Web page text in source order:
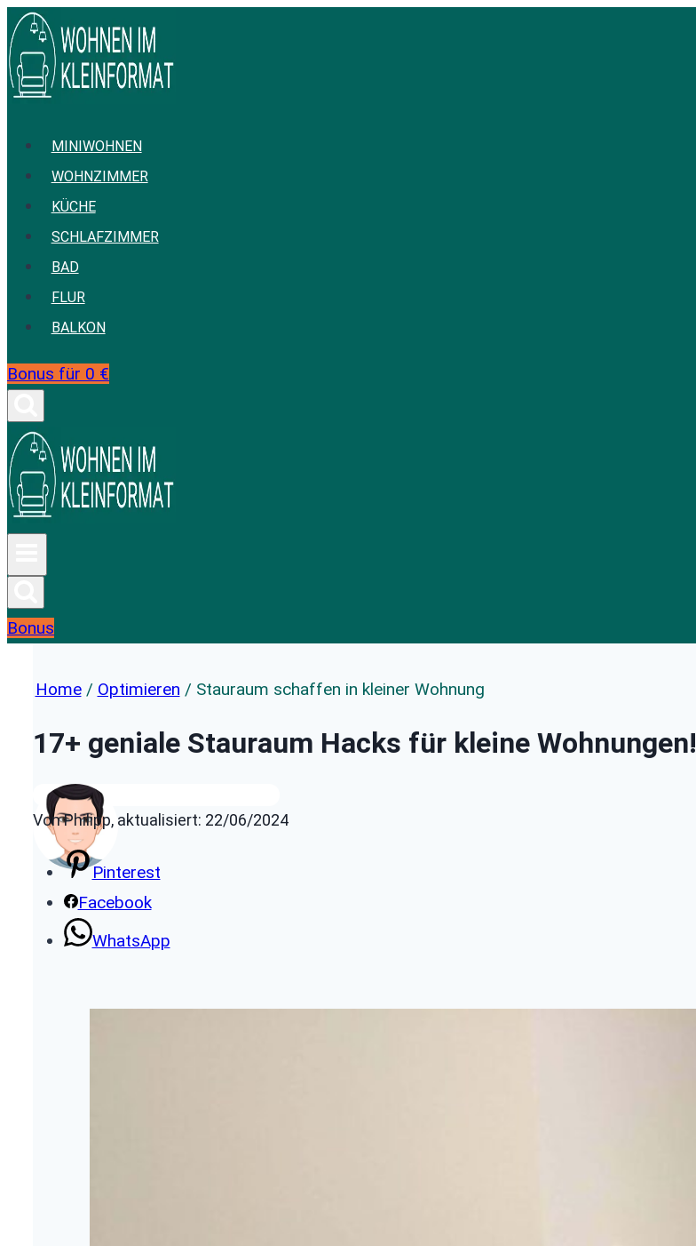
Zum
Inhalt
springen
MINIWOHNEN
WOHNZIMMER
KÜCHE
SCHLAFZIMMER
BAD
FLUR
BALKON
Bonus für 0 €
Bonus
Home/ Optimieren / Stauraum schaffen in kleiner Wohnung
17+ geniale Stauraum Hacks für kleine Wohnungen!
Von Philipp, aktualisiert: 22/06/2024
Pinterest
Facebook
WhatsApp